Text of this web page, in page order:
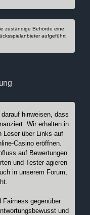
zuständige Behörde eine
aufgeführt
hinweisen, dass
Wir erhalten in
Leser über Links auf
Casino eröffnen.
auf Bewertungen
und Tester agieren
in unserem Forum,
Fairness gegenüber
und